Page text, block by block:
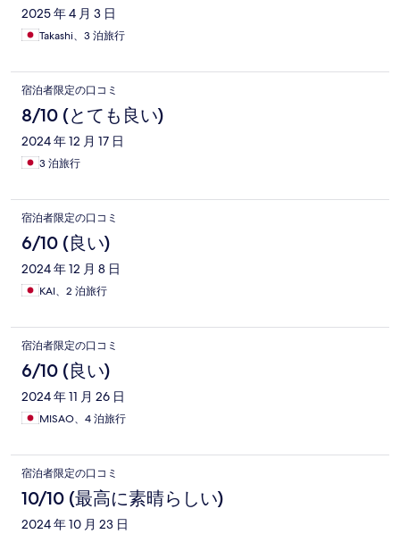
2025 年 4 月 3 日
Takashi、3 泊旅行
宿泊者限定の口コミ
8/10 (とても良い)
2024 年 12 月 17 日
3 泊旅行
宿泊者限定の口コミ
6/10 (良い)
2024 年 12 月 8 日
KAI、2 泊旅行
宿泊者限定の口コミ
6/10 (良い)
2024 年 11 月 26 日
MISAO、4 泊旅行
宿泊者限定の口コミ
10/10 (最高に素晴らしい)
2024 年 10 月 23 日